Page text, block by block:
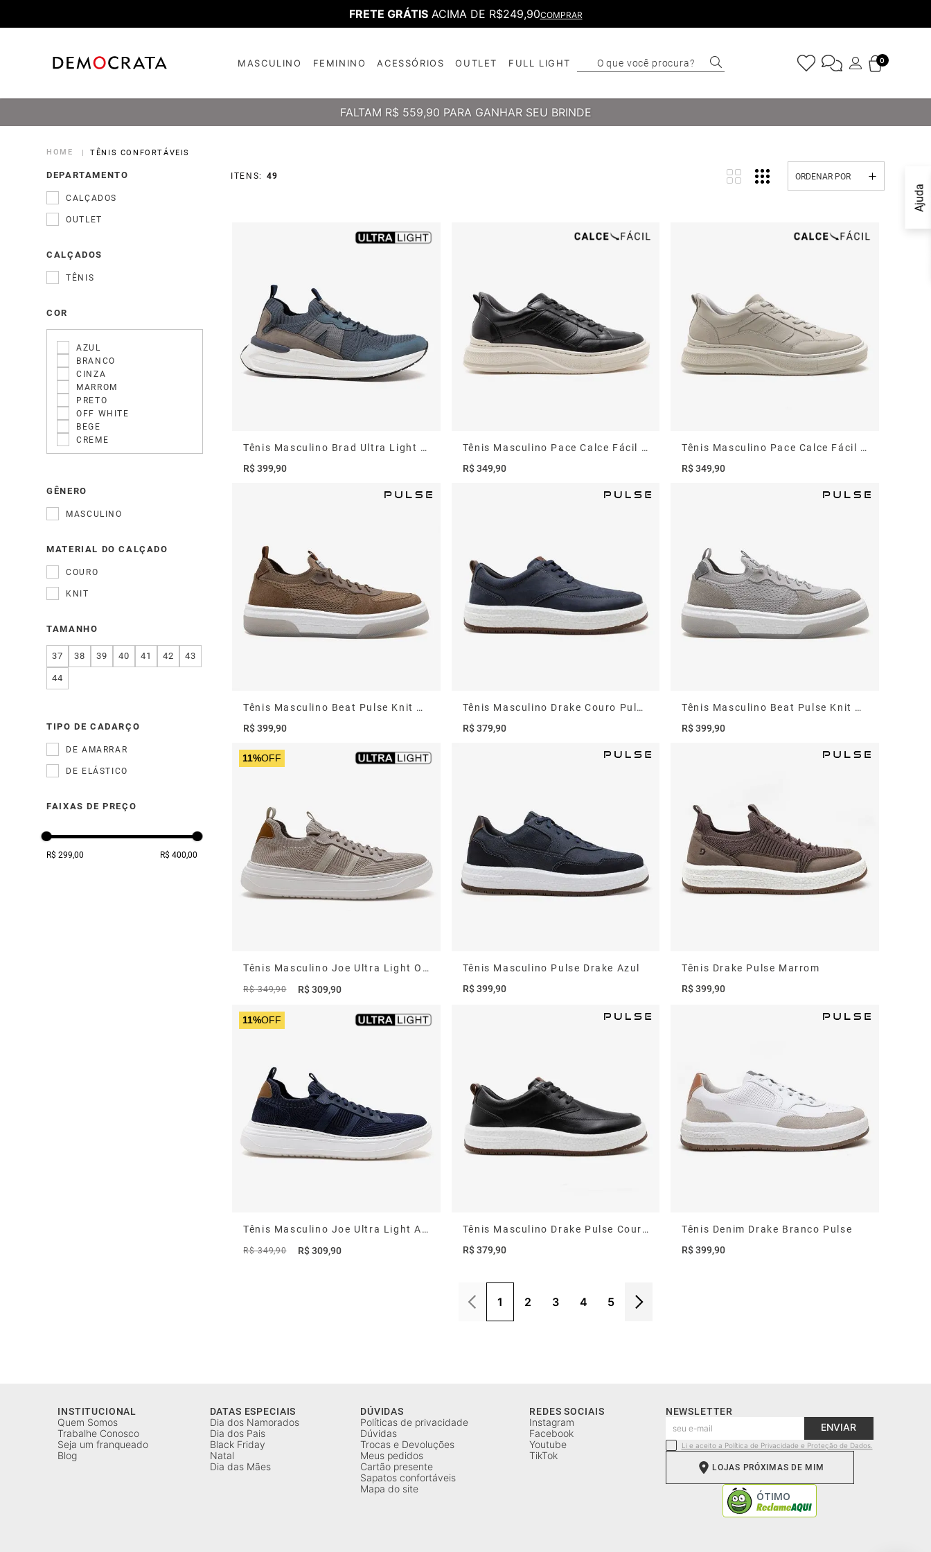
FRETE GRÁTISACIMA DE R$249,90COMPRAR
MASCULINO FEMININO ACESSÓRIOS OUTLET FULL LIGHT O que você procura?
TERMOS MAIS
Mocassins
0
FALTAM R$ 559,90 PARA GANHAR SEU BRINDE
Ajuda
TÊNIS CONFORTÁVEIS
DEPARTAMENTO
CALÇADOS
OUTLET
CALÇADOS
TÊNIS
COR
AZUL
BRANCO
CINZA
MARROM
PRETO
OFF WHITE
BEGE
CREME
GÊNERO
MASCULINO
MATERIAL DO CALÇADO
COURO
KNIT
TAMANHO
37 38 39 40 41 42 43
44
TIPO DE CADARÇO
DE AMARRAR
DE ELÁSTICO
FAIXAS DE PREÇO
R$ 299,00 R$ 400,00
49 ORDENAR POR
Tênis Masculino Brad Ultra Light Azul
R$ 399,90
Tênis Masculino Pace Calce Fácil Preto
R$ 349,90
Tênis Masculino Pace Calce Fácil Creme
R$ 349,90
Tênis Masculino Beat Pulse Knit Bege
R$ 399,90
Tênis Masculino Drake Couro Pulse Azul
R$ 379,90
Tênis Masculino Beat Pulse Knit Cinza
R$ 399,90
11%OFF
Tênis Masculino Joe Ultra Light Off White
R$ 349,90 R$ 309,90
Tênis Masculino Pulse Drake Azul
R$ 399,90
Tênis Drake Pulse Marrom
R$ 399,90
11%OFF
Tênis Masculino Joe Ultra Light Azul
R$ 349,90 R$ 309,90
Tênis Masculino Drake Pulse Couro Preto
R$ 379,90
Tênis Denim Drake Branco Pulse
R$ 399,90
1 2 3 4 5
INSTITUCIONAL
Quem Somos
Trabalhe Conosco
Seja um franqueado
Blog
DATAS ESPECIAIS
Dia dos Namorados
Dia dos Pais
Black Friday
Natal
Dia das Mães
DÚVIDAS
Políticas de privacidade
Dúvidas
Trocas e Devoluções
Meus pedidos
Cartão presente
Sapatos confortáveis
Mapa do site
REDES SOCIAIS
Instagram
Facebook
Youtube
TikTok
NEWSLETTER
ENVIAR
Li e aceito a Política de Privacidade e Proteção de Dados.
LOJAS PRÓXIMAS DE MIM